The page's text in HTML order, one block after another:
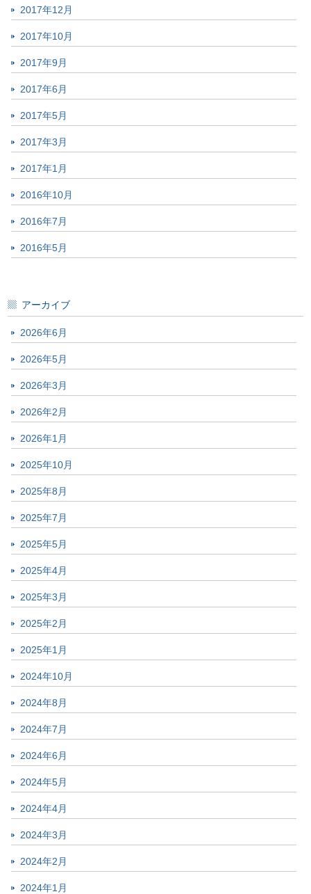
2017年12月
2017年10月
2017年9月
2017年6月
2017年5月
2017年3月
2017年1月
2016年10月
2016年7月
2016年5月
アーカイブ
2026年6月
2026年5月
2026年3月
2026年2月
2026年1月
2025年10月
2025年8月
2025年7月
2025年5月
2025年4月
2025年3月
2025年2月
2025年1月
2024年10月
2024年8月
2024年7月
2024年6月
2024年5月
2024年4月
2024年3月
2024年2月
2024年1月